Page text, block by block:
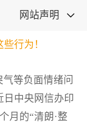
网站声明 
行为！
等负面情绪问
日中央网信办印
月的“清朗·整